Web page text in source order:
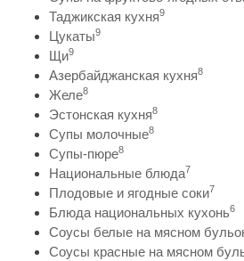
Таджикская кухня9
Цукаты9
Щи9
Азербайджанская кухня8
Желе8
Эстонская кухня8
Супы молочные8
Супы-пюре8
Национальные блюда7
Плодовые и ягодные соки7
Блюда национальных кухонь6
Соусы белые на мясном
Соусы красные на мясном